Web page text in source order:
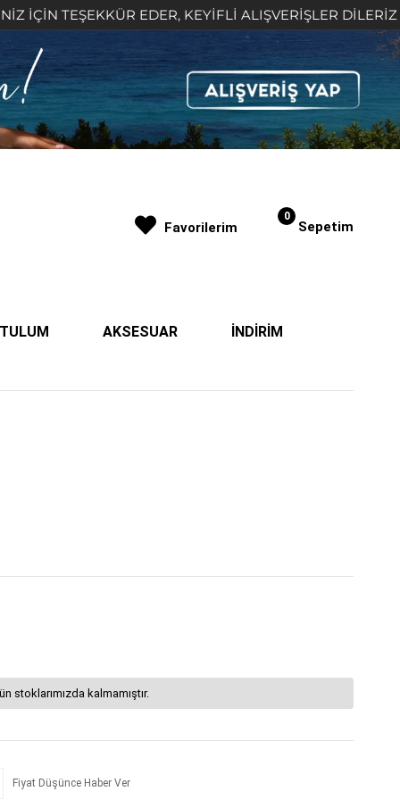
EDER, KEYİFLİ ALIŞVERİŞLER DİLERİZ 🤍
Sepetim
0
AKSESUAR İNDİRİM
Favorilerim
stoklarımızda kalmamıştır.
Fiyat Düşünce Haber Ver